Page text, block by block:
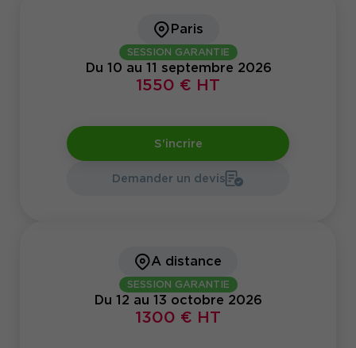
Paris
SESSION GARANTIE
Du 10 au 11 septembre 2026
1550 € HT
S'incrire
Demander un devis
A distance
SESSION GARANTIE
Du 12 au 13 octobre 2026
1300 € HT